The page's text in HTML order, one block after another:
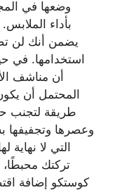
وضعها في
بأداء
يضمن أنك لن
استخدامها. في
أن مناشف
المحتمل أن
طريقة لتجنب
وعصرها وتجفيفها
التي لا
تركتك
كوستكو إضافة